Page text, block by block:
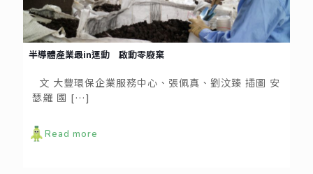
半導體產業最in運動 啟動零廢棄
文 大豐環保企業服務中心、張佩真、劉汶臻 插圖 安
瑟羅 國 […]
Read more